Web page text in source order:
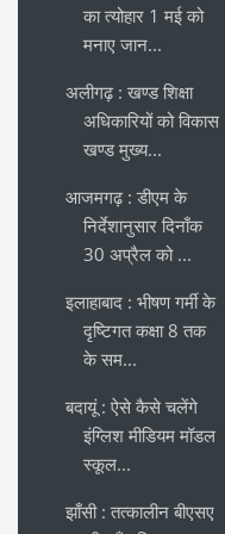
का त्योहार 1 मई को
मनाए जान...
अलीगढ़ : खण्ड शिक्षा
अधिकारियों को विकास
खण्ड मुख्य...
आजमगढ़ : डीएम के
निर्देशानुसार दिनाँक
30 अप्रैल को ...
इलाहाबाद : भीषण गर्मी के
दृष्टिगत कक्षा 8 तक
के सम...
बदायूं : ऐसे कैसे चलेंगे
इंग्लिश मीडियम मॉडल
स्कूल...
झाँसी : तत्कालीन बीएसए